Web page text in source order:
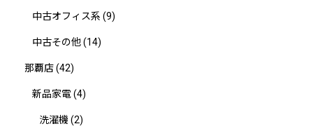
中古オフィス系 (9)
中古その他(14)
那覇店(42)
新品家電(4)
洗濯機(2)